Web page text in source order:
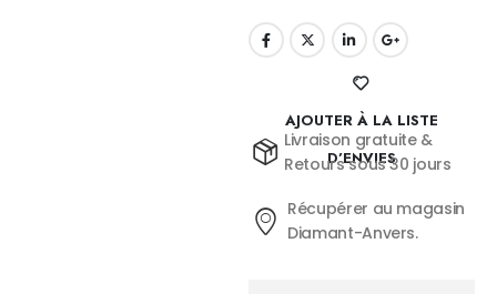
AJOUTER À LA LISTE
D’ENVIES
Livraison gratuite &
Retours sous 30 jours
Récupérer au magasin
Diamant-Anvers.